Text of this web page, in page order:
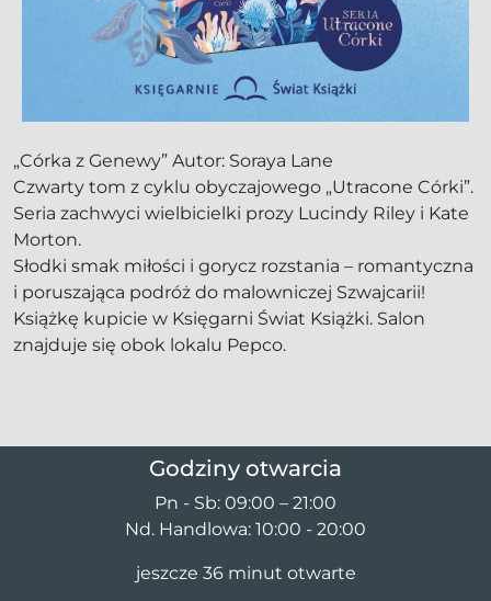
„Córka z Genewy” Autor: Soraya Lane
Czwarty tom z cyklu obyczajowego „Utracone Córki”.
Seria zachwyci wielbicielki prozy Lucindy Riley i Kate
Morton.
Słodki smak miłości i gorycz rozstania – romantyczna
i poruszająca podróż do malowniczej Szwajcarii!
Książkę kupicie w Księgarni Świat Książki. Salon
znajduje się obok lokalu Pepco.
Godziny otwarcia
Pn - Sb: 09:00 – 21:00
Nd. Handlowa: 10:00 - 20:00
jeszcze 36 minut otwarte